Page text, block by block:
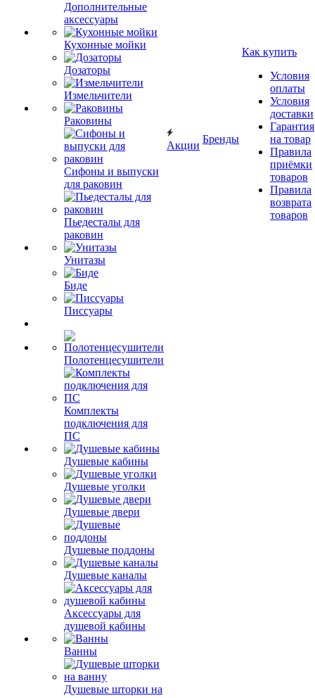
Дополнительные
аксессуары
Кухонные мойки
Дозаторы
Измельчители
Раковины
Сифоны и выпуски
для раковин
Пьедесталы для
раковин
Унитазы
Биде
Писсуары
Полотенцесушители
Комплекты
подключения для
ПС
Душевые кабины
Душевые уголки
Душевые двери
Душевые поддоны
Душевые каналы
Аксессуары для
душевой кабины
Ванны
Душевые шторки на
Акции
Бренды
Как купить
Условия
оплаты
Условия
доставки
Гарантия
на товар
Правила
приёмки
товаров
Правила
возврата
товаров